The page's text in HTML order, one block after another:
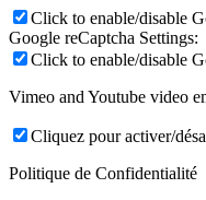
Click to enable/disable
Google reCaptcha Settings:
Click to enable/disable
Vimeo and Youtube video
Cliquez pour activer/
Politique de Confidentialité